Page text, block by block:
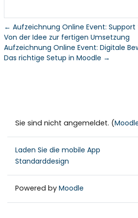
← Aufzeichnung Online Event: Support
Von der Idee zur fertigen Umsetzung
Aufzeichnung Online Event: Digitale
Das richtige Setup in Moodle →
Sie sind nicht angemeldet. (
Laden Sie die mobile App
Standarddesign
Powered by Moodle